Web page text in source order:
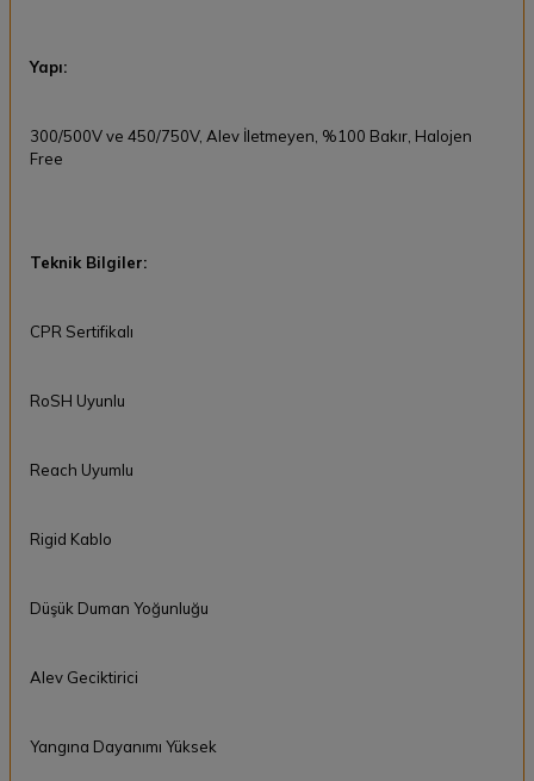
Yapı:
300/500V ve 450/750V, Alev İletmeyen, %100 Bakır, Halojen
Free
Teknik Bilgiler:
CPR Sertifikalı
RoSH Uyunlu
Reach Uyumlu
Rigid Kablo
Düşük Duman Yoğunluğu
Alev Geciktirici
Yangına Dayanımı Yüksek